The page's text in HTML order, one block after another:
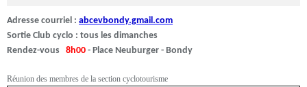
Adresse courriel : abcevbondy.gmail.com
Sortie Club cyclo : tous les dimanches
Rendez-vous 8h00 - Place Neuburger - Bondy
Réunion des membres de la section cyclotourisme